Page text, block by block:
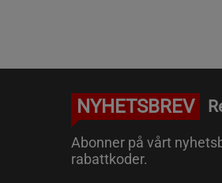
NYHETSBREV
Abonner på vårt
rabattkoder.